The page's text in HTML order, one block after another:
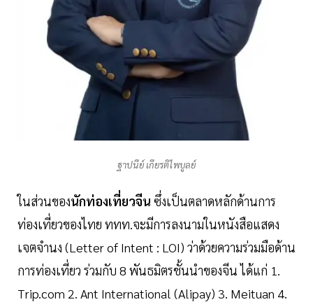
ฐาปนีย์ เกียรติไพบูลย์
ในส่วนของนักท่องเที่ยวจีน ซึ่งเป็นตลาดหลักด้านการ
ท่องเที่ยวของไทย ททท.จะมีการลงนามในหนังสือแสดง
เจตจำนง (Letter of Intent : LOI) ว่าด้วยความร่วมมือด้าน
การท่องเที่ยว ร่วมกับ 8 พันธมิตรชั้นนำของจีน ได้แก่ 1.
Trip.com 2. Ant International (Alipay) 3. Meituan 4.